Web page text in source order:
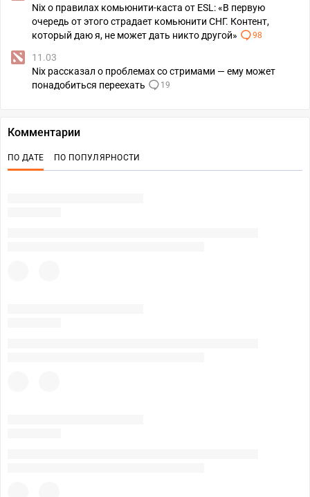
Nix о правилах комьюнити-каста от ESL: «В первую
очередь от этого страдает комьюнити СНГ. Контент,
который даю я, не может дать никто другой»
98
11.03
Nix рассказал о проблемах со стримами — ему может
понадобиться переехать
19
Комментарии
ПО ДАТЕ ПО ПОПУЛЯРНОСТИ